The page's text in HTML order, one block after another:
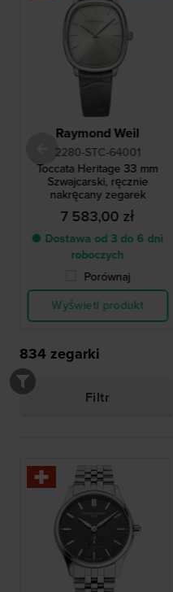
Raymond Weil
2280-STC-64001
Toccata Heritage 33 mm
Szwajcarski, ręcznie
nakręcany zegarek
7 583,00 zł
● Dostawa od 3 do 6 dni
roboczych
Porównaj
Wyświetl produkt
834 zegarki
Filtr